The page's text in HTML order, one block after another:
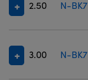
2.50 N-BK7
3.00 N-BK7